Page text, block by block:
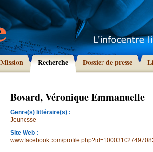
Mission Recherche Dossier de presse
Bovard, Véronique Emmanuelle
Genre(s) littéraire(s) :
Jeunesse
Site Web :
www.facebook.com/